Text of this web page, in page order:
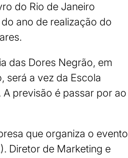
do Rio de Janeiro
ano de realização do
das Dores Negrão, em
será a vez da Escola
previsão é passar por ao
que organiza o evento
Diretor de Marketing e